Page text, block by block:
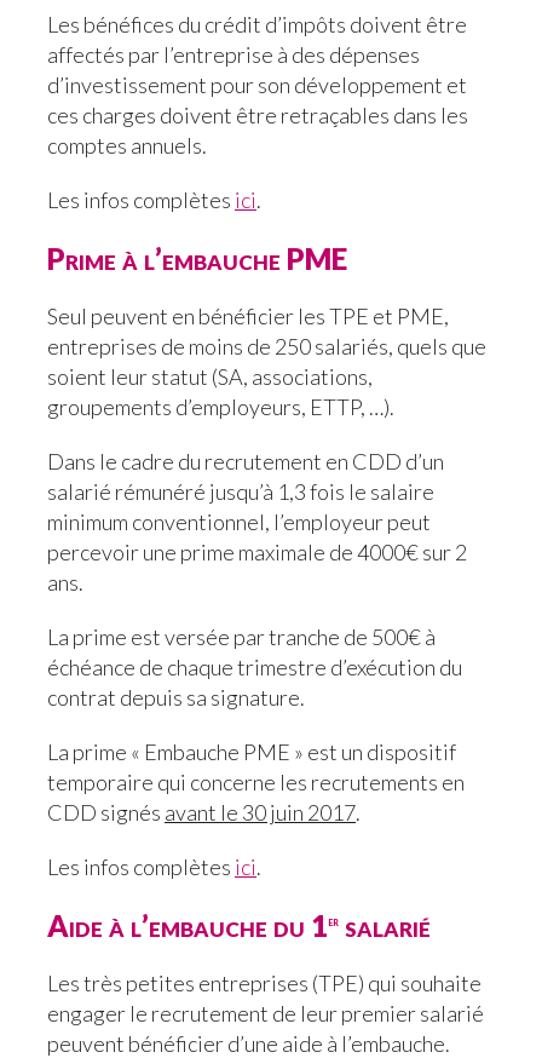
Les bénéfices du crédit d’impôts doivent être
affectés par l’entreprise à des dépenses
d’investissement pour son développement et
ces charges doivent être retraçables dans les
comptes annuels.
Les infos complètes ici.
Prime à l’embauche PME
Seul peuvent en bénéficier les TPE et PME,
entreprises de moins de 250 salariés, quels que
soient leur statut (SA, associations,
groupements d’employeurs, ETTP, …).
Dans le cadre du recrutement en CDD d’un
salarié rémunéré jusqu’à 1,3 fois le salaire
minimum conventionnel, l’employeur peut
percevoir une prime maximale de 4000€ sur 2
ans.
La prime est versée par tranche de 500€ à
échéance de chaque trimestre d’exécution du
contrat depuis sa signature.
La prime « Embauche PME » est un dispositif
temporaire qui concerne les recrutements en
CDD signés avant le 30 juin 2017.
Les infos complètes ici.
Aide à l’embauche du 1er salarié
Les très petites entreprises (TPE) qui souhaite
engager le recrutement de leur premier salarié
peuvent bénéficier d’une aide à l’embauche.